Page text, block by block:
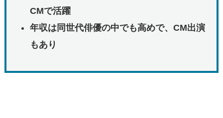
CMで活躍
年収は同世代俳優の中でも高めで、CM出演
もあり